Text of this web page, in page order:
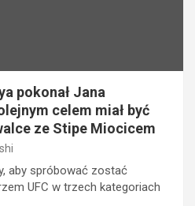
pokonał Jana
celem miał być
ze Stipe Miocicem
aby spróbować zostać
UFC w trzech kategoriach